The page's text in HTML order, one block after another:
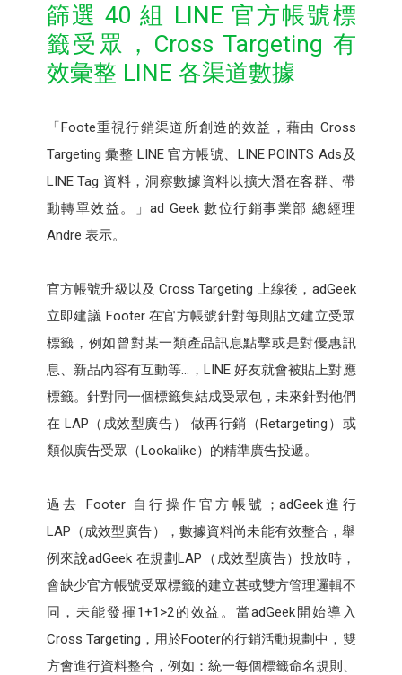
篩選 40 組 LINE 官方帳號標
籤受眾，Cross Targeting 有
效彙整 LINE 各渠道數據
「Foote重視行銷渠道所創造的效益，藉由 Cross
Targeting 彙整 LINE 官方帳號、LINE POINTS Ads及
LINE Tag 資料，洞察數據資料以擴大潛在客群、帶
動轉單效益。」ad Geek 數位行銷事業部 總經理
Andre 表示。
官方帳號升級以及 Cross Targeting 上線後，adGeek
立即建議 Footer 在官方帳號針對每則貼文建立受眾
標籤，例如曾對某一類產品訊息點擊或是對優惠訊
息、新品內容有互動等…，LINE 好友就會被貼上對應
標籤。針對同一個標籤集結成受眾包，未來針對他們
在 LAP（成效型廣告） 做再行銷（Retargeting）或
類似廣告受眾（Lookalike）的精準廣告投遞。
過去 Footer 自行操作官方帳號；adGeek進行
LAP（成效型廣告），數據資料尚未能有效整合，舉
例來說adGeek 在規劃LAP（成效型廣告）投放時，
會缺少官方帳號受眾標籤的建立甚或雙方管理邏輯不
同，未能發揮1+1>2的效益。當adGeek開始導入
Cross Targeting，用於Footer的行銷活動規劃中，雙
方會進行資料整合，例如：統一每個標籤命名規則、